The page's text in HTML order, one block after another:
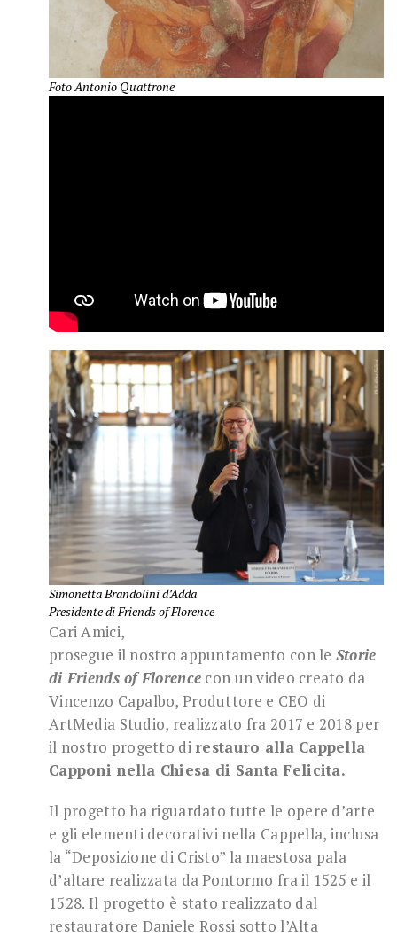
Foto Antonio Quattrone
Simonetta Brandolini d’Adda
Presidente di Friends of Florence
Cari Amici,
prosegue il nostro appuntamento con le Storie
di Friends of Florence con un video creato da
Vincenzo Capalbo, Produttore e CEO di
ArtMedia Studio, realizzato fra 2017 e 2018 per
il nostro progetto di restauro alla Cappella
Capponi nella Chiesa di Santa Felicita.
Il progetto ha riguardato tutte le opere d’arte
e gli elementi decorativi nella Cappella, inclusa
la “Deposizione di Cristo” la maestosa pala
d’altare realizzata da Pontormo fra il 1525 e il
1528. Il progetto è stato realizzato dal
restauratore Daniele Rossi sotto l’Alta